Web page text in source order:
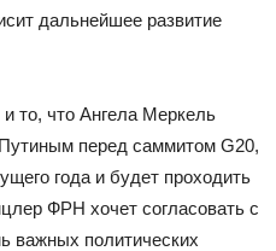
дальнейшее развитие
то, что Ангела Меркель
перед саммитом G20,
года и будет проходить
ФРН хочет согласовать с
важных политических